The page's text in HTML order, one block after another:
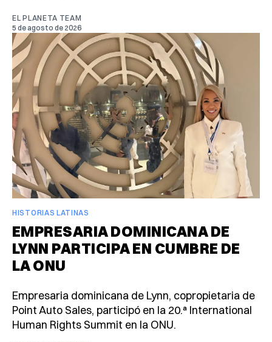
EL PLANETA TEAM
5 de agosto de 2026
HISTORIAS LATINAS
EMPRESARIA DOMINICANA DE
LYNN PARTICIPA EN CUMBRE DE
LA ONU
Empresaria dominicana de Lynn, copropietaria de
Point Auto Sales, participó en la 20.ª International
Human Rights Summit en la ONU.